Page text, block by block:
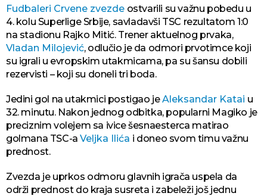
Fudbaleri Crvene zvezde ostvarili su važnu pobedu u
4. kolu Superlige Srbije, savladavši TSC rezultatom 1:0
na stadionu Rajko Mitić. Trener aktuelnog prvaka,
Vladan Milojević, odlučio je da odmori prvotimce koji
su igrali u evropskim utakmicama, pa su šansu dobili
rezervisti – koji su doneli tri boda.
Jedini gol na utakmici postigao jeAleksandar Katai u
32. minutu. Nakon jednog odbitka, popularni Magiko je
preciznim volejem sa ivice šesnaesterca matirao
golmana TSC-aVeljka Ilića i doneo svom timu važnu
prednost.
Zvezda je uprkos odmoru glavnih igrača uspela da
održi prednost do kraja susreta i zabeleži još jednu